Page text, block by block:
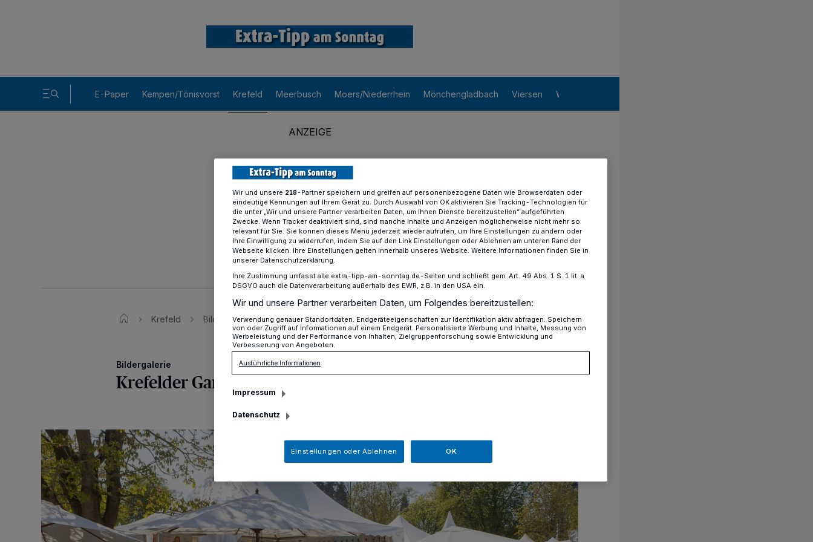
E-Paper Kempen/Tönisvorst Krefeld Meerbusch Moers/Niederrhein Mönchengladbach Viersen Willich
Krefeld Bildergalerie: Krefelder Gartenwelt 2025
Bildergalerie
Krefelder Gartenwelt 2025
Wir und unsere 218-Partner speichern und greifen auf personenbezogene Daten wie Browserdaten oder
eindeutige Kennungen auf Ihrem Gerät zu. Durch Auswahl von OK aktivieren Sie Tracking-Technologien für
die unter „Wir und unsere Partner verarbeiten Daten, um Ihnen Dienste bereitzustellen“ aufgeführten
Zwecke. Wenn Tracker deaktiviert sind, sind manche Inhalte und Anzeigen möglicherweise nicht mehr so
relevant für Sie. Sie können dieses Menü jederzeit wieder aufrufen, um Ihre Einstellungen zu ändern oder
Ihre Einwilligung zu widerrufen, indem Sie auf den Link Einstellungen oder Ablehnen am unteren Rand der
Webseite klicken. Ihre Einstellungen gelten innerhalb unseres Website. Weitere Informationen finden Sie in
unserer Datenschutzerklärung.
Ihre Zustimmung umfasst alle extra-tipp-am-sonntag.de-Seiten und schließt gem. Art. 49 Abs. 1 S. 1 lit. a
DSGVO auch die Datenverarbeitung außerhalb des EWR, z.B. in den USA ein.
Wir und unsere Partner verarbeiten Daten, um Folgendes bereitzustellen:
Verwendung genauer Standortdaten. Endgeräteeigenschaften zur Identifikation aktiv abfragen. Speichern
von oder Zugriff auf Informationen auf einem Endgerät. Personalisierte Werbung und Inhalte, Messung von
Werbeleistung und der Performance von Inhalten, Zielgruppenforschung sowie Entwicklung und
Verbesserung von Angeboten.
Ausführliche Informationen
Impressum
Datenschutz
Einstellungen oder Ablehnen OK